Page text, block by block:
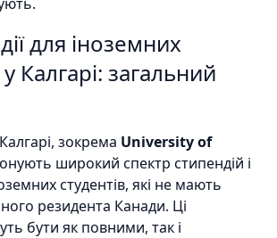
для іноземних
у Калгарі: загальний
зокрема University of
широкий спектр стипендій і
студентів, які не мають
резидента Канади. Ці
бути як повними, так і